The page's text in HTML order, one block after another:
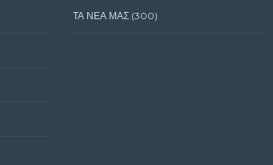
ΤΑ ΝΕΑ ΜΑΣ(300)